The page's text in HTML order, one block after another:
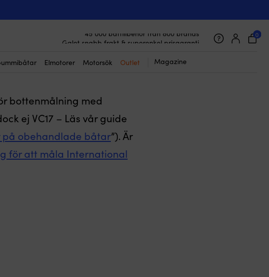
45 000 båttillbehör från 800 brands
Supernöjda kunder – 4.7/5 på Trustpilot
0
Elmotorer Motorsök Outlet Magazine
Internationals
bottenmålning med
ej VC17 – Läs vår guide
på obehandlade båtar”). Är
för att måla International